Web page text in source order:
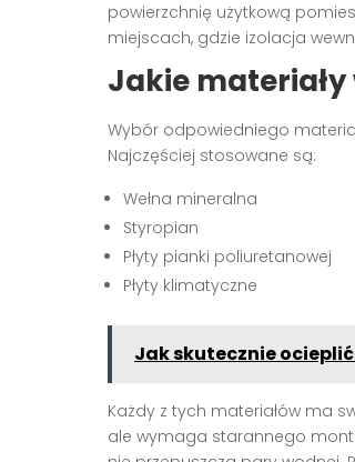
powierzchnię użytkową
miejscach, gdzie izolacja
Jakie
Wybór odpowiedniego
Najczęściej stosowane są:
Wełna mineralna
Styropian
Płyty pianki poliuretanowej
Płyty klimatyczne
Jak skutecznie
Każdy z tych materiałów ma
ale wymaga starannego